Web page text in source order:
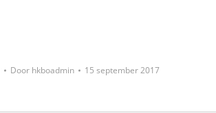
Door hkboadmin 15 september 2017